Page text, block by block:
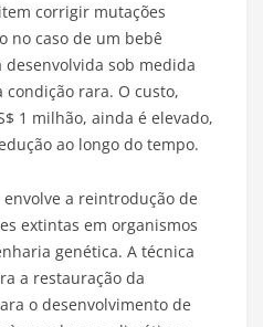
corrigir mutações
no caso de um bebê
sob medida
rara. O custo,
1 milhão, ainda é elevado,
ao longo do tempo.
a reintrodução de
extintas em organismos
genética. A técnica
a restauração da
o desenvolvimento de